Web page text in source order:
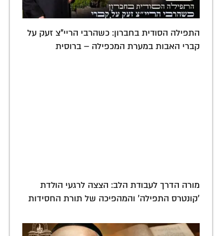
התפילה הסודית בחברון: כשהרבי הריי"צ זעק על
קברי האבות במערת המכפילה – ברוסית
מורה הדרך לעבודת הלב: הצצה לרגעי הולדת
'קונטרס התפילה' והמהפיכה של תורת החסידות